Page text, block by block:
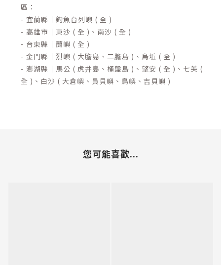
區：
- 宜蘭縣｜釣魚台列嶼 ( 全 )
- 高雄市｜東沙 ( 全 )、南沙 ( 全 )
- 台東縣｜蘭嶼 ( 全 )
- 金門縣｜烈嶼 ( 大膽島、二膽島 )、烏坵 ( 全 )
- 澎湖縣｜馬公 ( 虎井島、桶盤島 )、望安 ( 全 )、七美 (
全 )、白沙 ( 大倉嶼、員貝嶼、鳥嶼、吉貝嶼 )
您可能喜歡...